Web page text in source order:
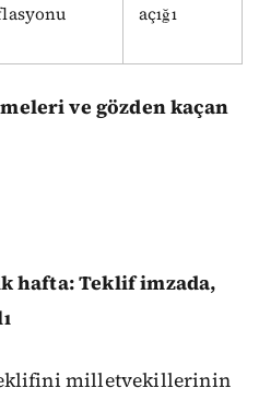
açığı
ve gözden kaçan
hafta: Teklif imzada,
milletvekillerinin